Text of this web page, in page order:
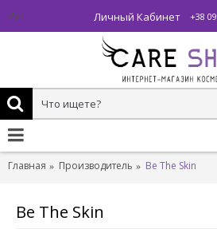
Рус Личный Кабинет +38
Главная Производитель Be The Skin
Be The Skin